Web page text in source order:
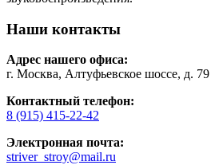
Наши контакты
Адрес нашего офиса:
г. Москва, Алтуфьевское шоссе, д.
Контактный телефон:
8 (915) 415-22-42
Электронная почта:
striver_stroy@mail.ru